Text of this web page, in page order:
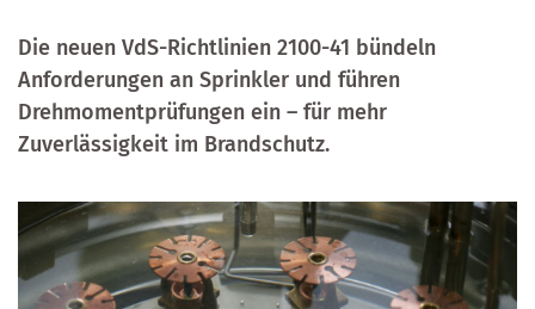
Die neuen VdS-Richtlinien 2100-41 bündeln
Anforderungen an Sprinkler und führen
Drehmomentprüfungen ein – für mehr
Zuverlässigkeit im Brandschutz.